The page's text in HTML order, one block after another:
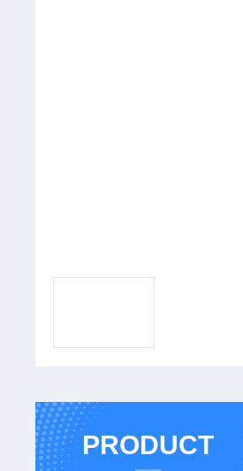
PRODUCT